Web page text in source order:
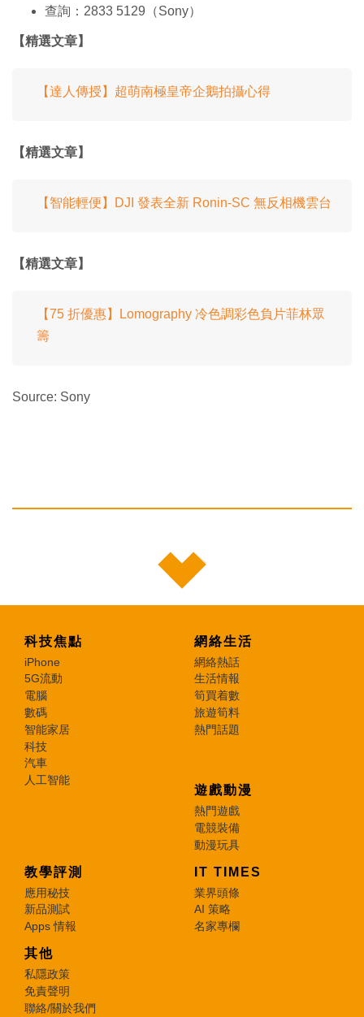
查詢：2833 5129（Sony）
【精選文章】
【達人傳授】超萌南極皇帝企鵝拍攝心得
【精選文章】
【智能輕便】DJI 發表全新 Ronin-SC 無反相機雲台
【精選文章】
【75 折優惠】Lomography 冷色調彩色負片菲林眾
籌
Source: Sony
科技焦點
iPhone
5G流動
電腦
數碼
智能家居
科技
汽車
人工智能
網絡生活
網絡熱話
生活情報
筍買着數
旅遊筍料
熱門話題
遊戲動漫
熱門遊戲
電競裝備
動漫玩具
教學評測
應用秘技
新品測試
Apps 情報
IT TIMES
業界頭條
AI 策略
名家專欄
其他
私隱政策
免責聲明
聯絡/關於我們